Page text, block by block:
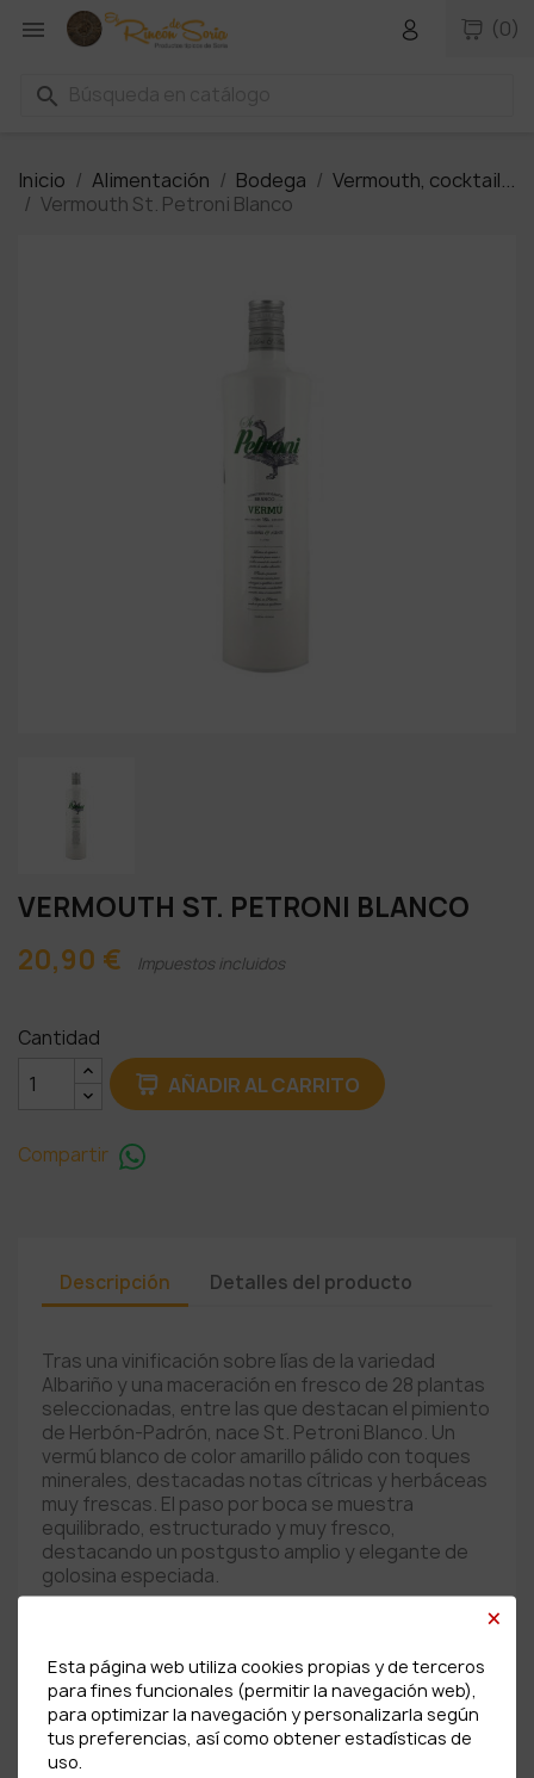
 (0)
search
Inicio Alimentación Bodega
Vermouth, cocktail...
Vermouth St. Petroni Blanco
VERMOUTH ST. PETRONI BLANCO
20,90 €
Impuestos incluidos
Cantidad
AÑADIR AL CARRITO
Compartir
Descripción Detalles del producto
Tras una vinificación sobre lías de la variedad
Albariño y una maceración en fresco de 28 plantas
seleccionadas, entre las que destacan el pimiento
de Herbón-Padrón, nace St. Petroni Blanco. Un
vermú blanco de color amarillo pálido con toques
minerales, destacadas notas cítricas y herbáceas
muy frescas. El paso por boca se muestra
equilibrado, estructurado y muy fresco,
destacando un postgusto amplio y elegante de
golosina especiada.
PRODUCTOS RELACIONADOS
×
Esta página web utiliza cookies propias y de terceros
para fines funcionales (permitir la navegación web),
para optimizar la navegación y personalizarla según
tus preferencias, así como obtener estadísticas de
uso.